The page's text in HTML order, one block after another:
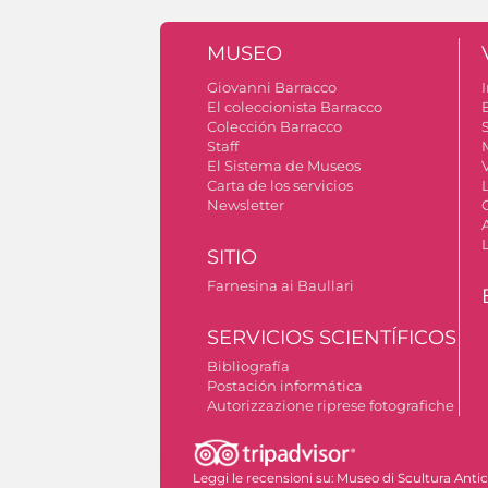
MUSEO
Giovanni Barracco
El coleccionista Barracco
Colección Barracco
Staff
El Sistema de Museos
Carta de los servicios
Newsletter
SITIO
Farnesina ai Baullari
SERVICIOS SCIENTÍFICOS
Bibliografía
Postación informática
Autorizzazione riprese fotografiche
Leggi le recensioni su: Museo di Scultura